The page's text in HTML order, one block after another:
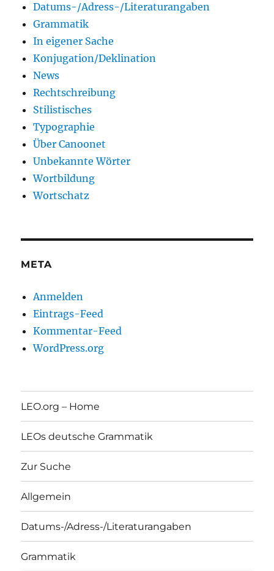
Datums-/Adress-/Literaturangaben
Grammatik
In eigener Sache
Konjugation/Deklination
News
Rechtschreibung
Stilistisches
Typographie
Über Canoonet
Unbekannte Wörter
Wortbildung
Wortschatz
META
Anmelden
Eintrags-Feed
Kommentar-Feed
WordPress.org
LEO.org – Home
LEOs deutsche Grammatik
Zur Suche
Allgemein
Datums-/Adress-/Literaturangaben
Grammatik